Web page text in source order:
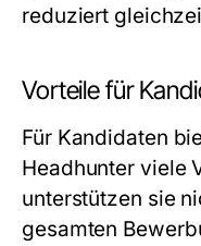
reduziert
Vorteile für
Für Kandidaten
Headhunter viele
unterstützen sie
gesamten